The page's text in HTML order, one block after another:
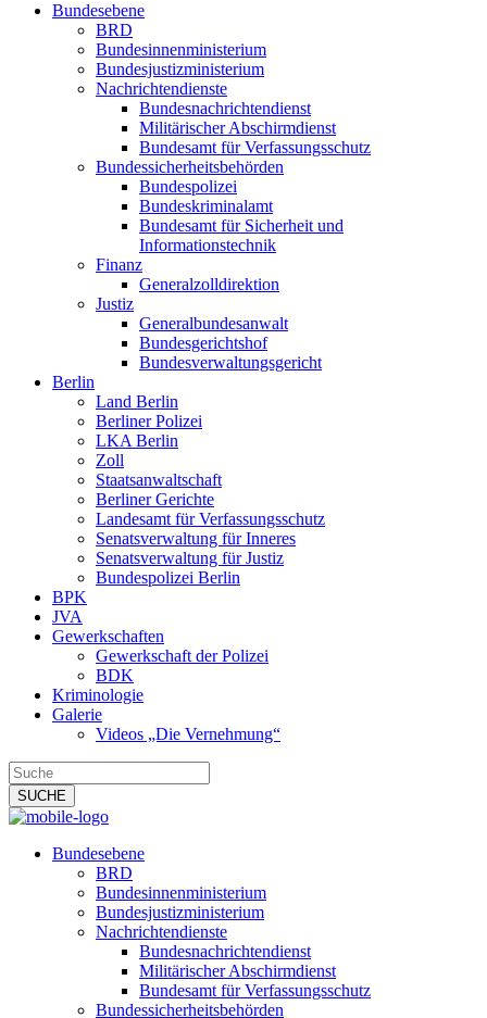
Bundesebene
BRD
Bundesinnenministerium
Bundesjustizministerium
Nachrichtendienste
Bundesnachrichtendienst
Militärischer Abschirmdienst
Bundesamt für Verfassungsschutz
Bundessicherheitsbehörden
Bundespolizei
Bundeskriminalamt
Bundesamt für Sicherheit und
Informationstechnik
Finanz
Generalzolldirektion
Justiz
Generalbundesanwalt
Bundesgerichtshof
Bundesverwaltungsgericht
Berlin
Land Berlin
Berliner Polizei
LKA Berlin
Zoll
Staatsanwaltschaft
Berliner Gerichte
Landesamt für Verfassungsschutz
Senatsverwaltung für Inneres
Senatsverwaltung für Justiz
Bundespolizei Berlin
BPK
JVA
Gewerkschaften
Gewerkschaft der Polizei
BDK
Kriminologie
Galerie
Videos „Die Vernehmung“
Bundesebene
BRD
Bundesinnenministerium
Bundesjustizministerium
Nachrichtendienste
Bundesnachrichtendienst
Militärischer Abschirmdienst
Bundesamt für Verfassungsschutz
Bundessicherheitsbehörden